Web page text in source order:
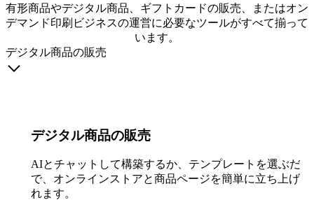
有形商品やデジタル商品、ギフトカードの販売、またはオン
デマンド印刷ビジネスの運営に必要なツールがすべて揃って
います。
デジタル商品の販売
デジタル商品の販売
AIとチャットして構築するか、テンプレートを選ぶだけ
で、オンラインストアと商品ページを簡単に立ち上げら
れます。